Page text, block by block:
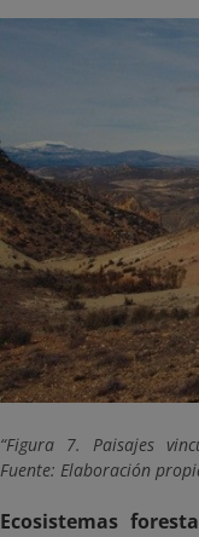
Figura 7. Paisajes
Fuente: Elaboración
Ecosistemas